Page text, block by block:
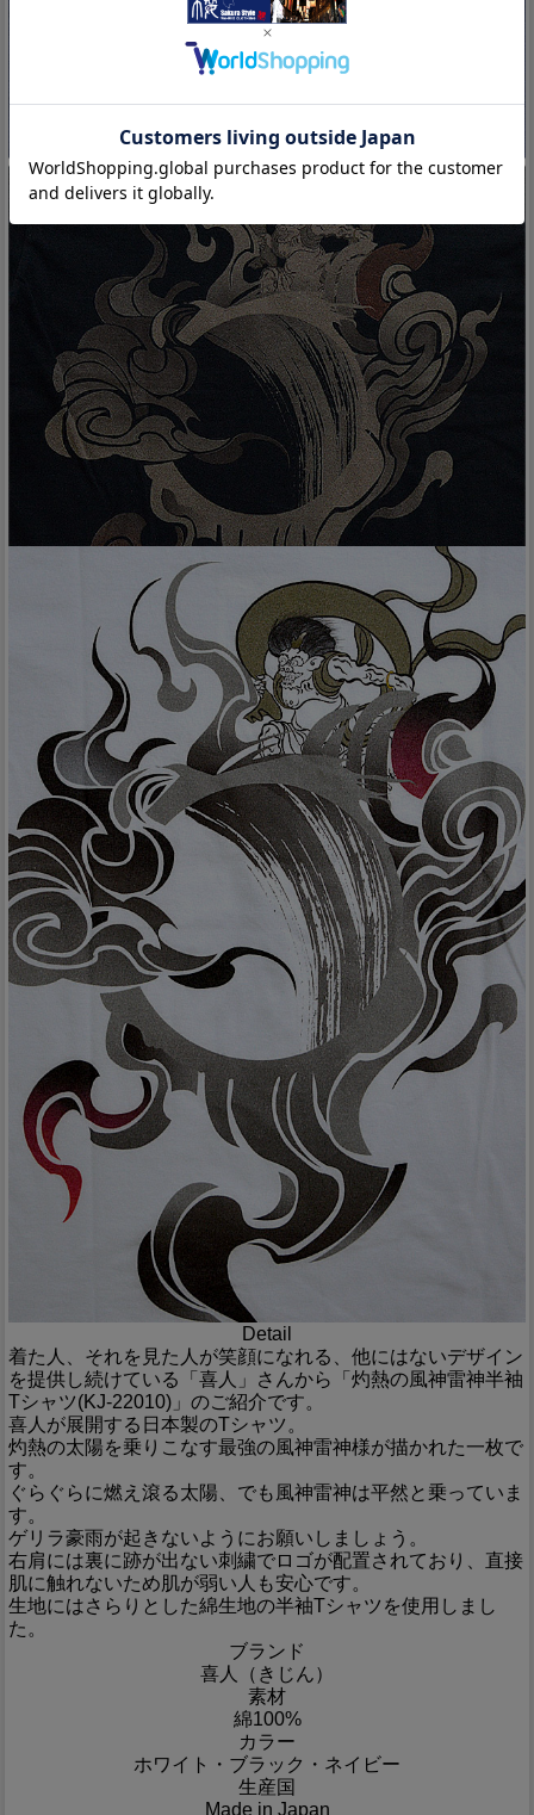
Detail
着た人、それを見た人が笑顔になれる、他にはないデザイン
を提供し続けている「喜人」さんから「灼熱の風神雷神半袖
Tシャツ(KJ-22010)」のご紹介です。
喜人が展開する日本製のTシャツ。
灼熱の太陽を乗りこなす最強の風神雷神様が描かれた一枚で
す。
ぐらぐらに燃え滾る太陽、でも風神雷神は平然と乗っていま
す。
ゲリラ豪雨が起きないようにお願いしましょう。
右肩には裏に跡が出ない刺繍でロゴが配置されており、直接
肌に触れないため肌が弱い人も安心です。
生地にはさらりとした綿生地の半袖Tシャツを使用しまし
た。
ブランド
喜人（きじん）
素材
綿100%
カラー
ホワイト・ブラック・ネイビー
生産国
Made in Japan